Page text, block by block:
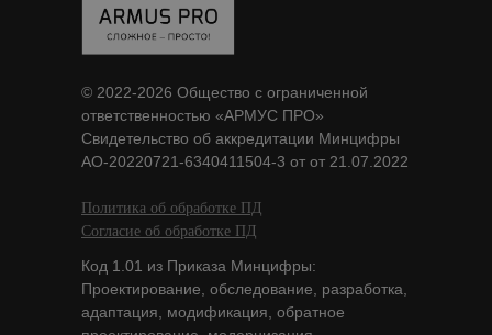
© 2022-2026 Общество с ограниченной
ответственностью «АРМУС ПРО»
Свидетельство об аккредитации Минцифры
АО-20220721-6340411504-3 от от 21.07.2022
Политика об обработке ПД
Согласие об обработке ПД
Код 1.01 из Приказа Минцифры:
Проектирование, обследование, разработка,
адаптация, модификация, обратное